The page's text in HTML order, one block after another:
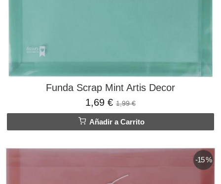
Funda Scrap Mint Artis Decor
1,69 € 1,99 €
Añadir a Carrito
-15 %